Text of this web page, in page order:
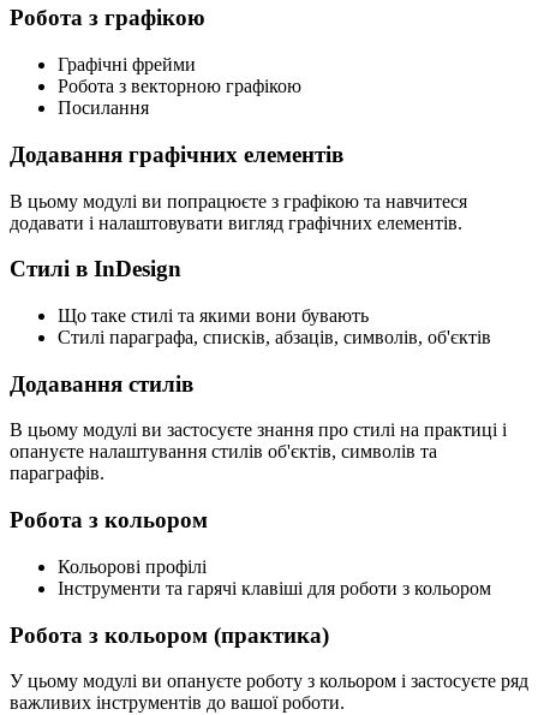
Робота з графікою
Графічні фрейми
Робота з векторною графікою
Посилання
Додавання графічних елементів
В цьому модулі ви попрацюєте з графікою та навчитеся
додавати і налаштовувати вигляд графічних елементів.
Стилі в InDesign
Що таке стилі та якими вони бувають
Стилі параграфа, списків, абзаців, символів, об'єктів
Додавання стилів
В цьому модулі ви застосуєте знання про стилі на практиці і
опануєте налаштування стилів об'єктів, символів та
параграфів.
Робота з кольором
Кольорові профілі
Інструменти та гарячі клавіші для роботи з кольором
Робота з кольором (практика)
У цьому модулі ви опануєте роботу з кольором і застосуєте ряд
важливих інструментів до вашої роботи.